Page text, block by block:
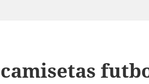
camisetas